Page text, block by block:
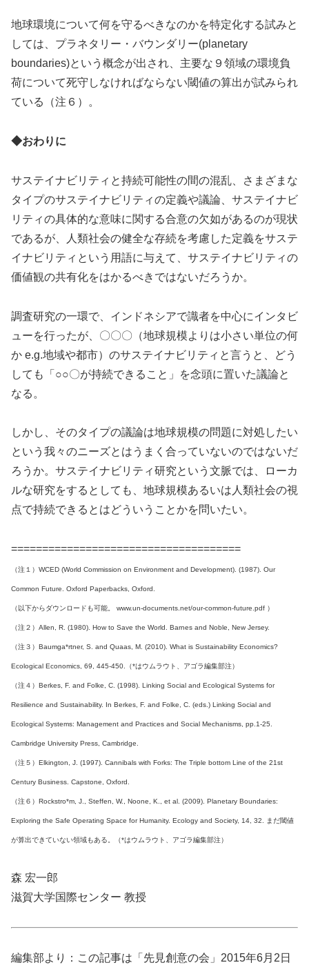
地球環境について何を守るべきなのかを特定化する試みと
しては、プラネタリー・バウンダリー(planetary
boundaries)という概念が出され、主要な９領域の環境負
荷について死守しなければならない閾値の算出が試みられ
ている（注６）。
◆おわりに
サステイナビリティと持続可能性の間の混乱、さまざまな
タイプのサステイナビリティの定義や議論、サステイナビ
リティの具体的な意味に関する合意の欠如があるのが現状
であるが、人類社会の健全な存続を考慮した定義をサステ
イナビリティという用語に与えて、サステイナビリティの
価値観の共有化をはかるべきではないだろうか。
調査研究の一環で、インドネシアで識者を中心にインタビ
ューを行ったが、〇〇〇（地球規模よりは小さい単位の何
か e.g.地域や都市）のサステイナビリティと言うと、どう
しても「○○〇が持続できること」を念頭に置いた議論と
なる。
しかし、そのタイプの議論は地球規模の問題に対処したい
という我々のニーズとはうまく合っていないのではないだ
ろうか。サステイナビリティ研究という文脈では、ローカ
ルな研究をするとしても、地球規模あるいは人類社会の視
点で持続できるとはどういうことかを問いたい。
=====================================
（注１）WCED (World Commission on Environment and Development). (1987). Our
Common Future. Oxford Paperbacks, Oxford.
（以下からダウンロードも可能。 www.un-documents.net/our-common-future.pdf ）
（注２）Allen, R. (1980). How to Save the World. Barnes and Noble, New Jersey.
（注３）Baumga*rtner, S. and Quaas, M. (2010). What is Sustainability Economics?
Ecological Economics, 69, 445-450.（*はウムラウト、アゴラ編集部注）
（注４）Berkes, F. and Folke, C. (1998). Linking Social and Ecological Systems for
Resilience and Sustainability. In Berkes, F. and Folke, C. (eds.) Linking Social and
Ecological Systems: Management and Practices and Social Mechanisms, pp.1-25.
Cambridge University Press, Cambridge.
（注５）Elkington, J. (1997). Cannibals with Forks: The Triple bottom Line of the 21st
Century Business. Capstone, Oxford.
（注６）Rockstro*m, J., Steffen, W., Noone, K., et al. (2009). Planetary Boundaries:
Exploring the Safe Operating Space for Humanity. Ecology and Society, 14, 32. まだ閾値
が算出できていない領域もある。（*はウムラウト、アゴラ編集部注）
森 宏一郎
滋賀大学国際センター 教授
編集部より：この記事は「先見創意の会」2015年6月2日